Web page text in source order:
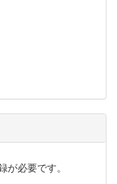
必要です。